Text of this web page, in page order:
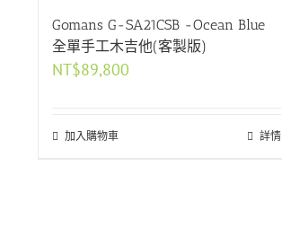
Gomans G-SA21CSB -Ocean Blue
全單手工木吉他(客製版)
NT$89,800
加入購物車 詳情